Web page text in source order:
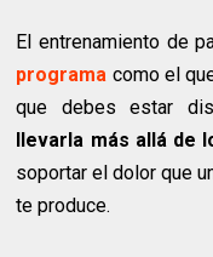
El entrenamiento de
programa como el
que debes estar
llevarla más allá de
soportar el dolor que
te produce.